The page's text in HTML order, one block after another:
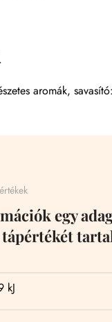
aromák,
egy
kJ